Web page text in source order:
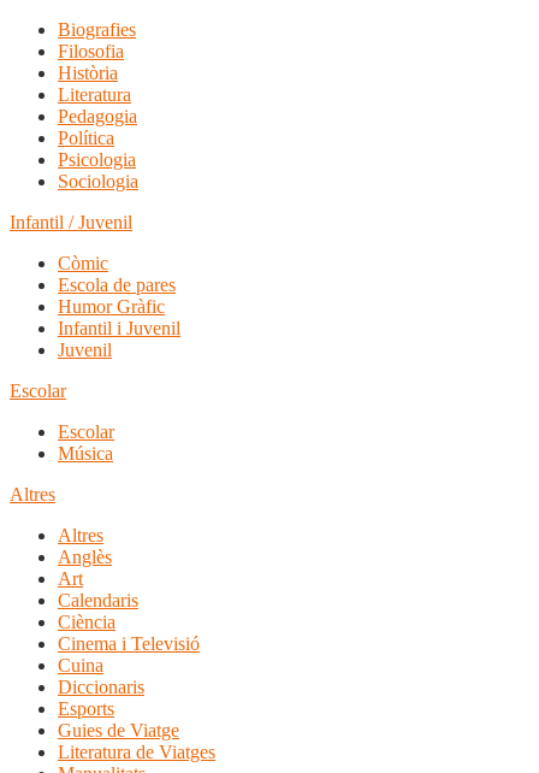
Biografies
Filosofia
Història
Literatura
Pedagogia
Política
Psicologia
Sociologia
Infantil / Juvenil
Còmic
Escola de pares
Humor Gràfic
Infantil i Juvenil
Juvenil
Escolar
Escolar
Música
Altres
Altres
Anglès
Art
Calendaris
Ciència
Cinema i Televisió
Cuina
Diccionaris
Esports
Guies de Viatge
Literatura de Viatges